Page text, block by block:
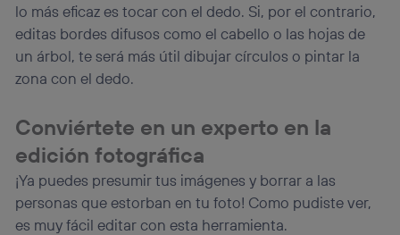
lo más eficaz es tocar con el dedo. Si, por el contrario,
editas bordes difusos como el cabello o las hojas de
un árbol, te será más útil dibujar círculos o pintar la
zona con el dedo.
Conviértete en un experto en la
edición fotográfica
¡Ya puedes presumir tus imágenes y borrar a las
personas que estorban en tu foto! Como pudiste ver,
es muy fácil editar con esta herramienta.